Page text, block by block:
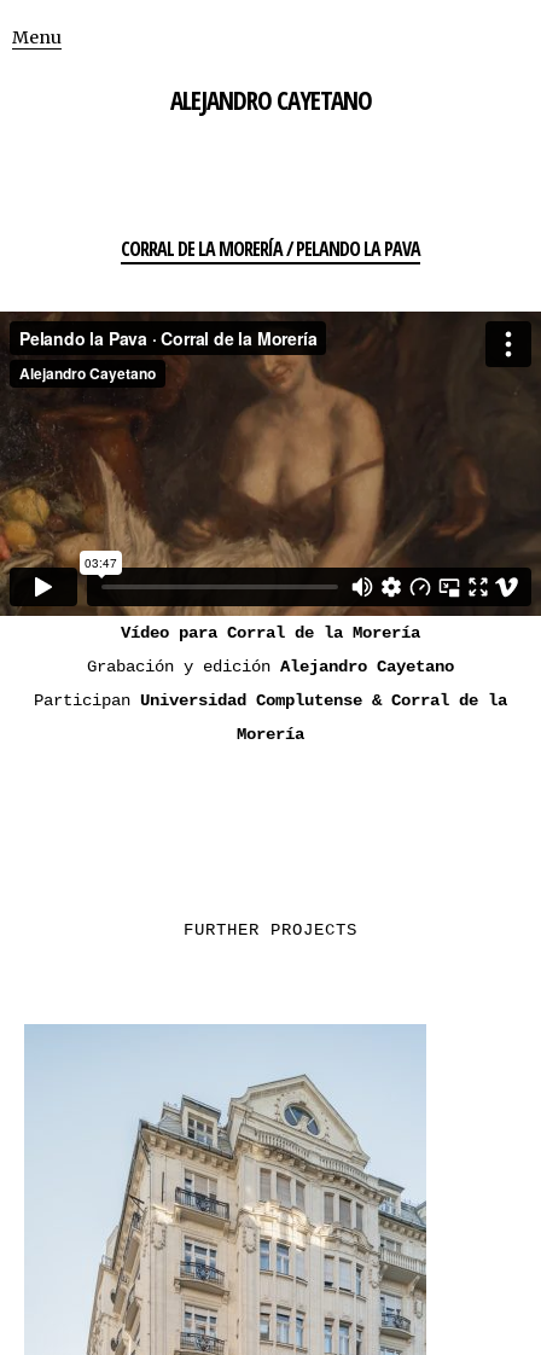
Menu
ALEJANDRO CAYETANO
CORRAL DE LA MORERÍA / PELANDO LA PAVA
Vídeo para Corral de la Morería
Grabación y edición Alejandro Cayetano
Participan Universidad Complutense & Corral de la
Morería
FURTHER PROJECTS